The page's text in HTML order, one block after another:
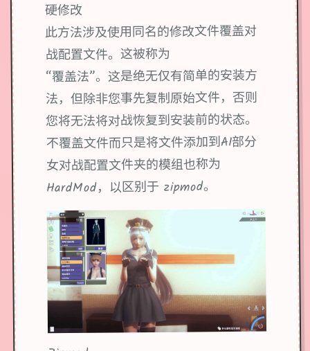
硬修改
此方法涉及使用同名的修改文件覆盖对
战配置文件。这被称为
“覆盖法”。这是绝无仅有简单的安装方
法，但除非您事先复制原始文件，否则
您将无法将对战恢复到安装前的状态。
不覆盖文件而只是将文件添加到AI部分
女对战配置文件夹的模组也称为
HardMod，以区别于 zipmod。